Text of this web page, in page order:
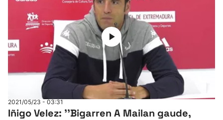
2021/05/23 - 03:31
Iñigo Velez: ''Bigarren A Mailan gaude,